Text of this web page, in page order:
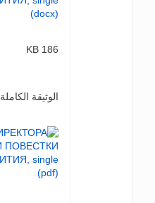
186 KB
الوثيقة الكاملة